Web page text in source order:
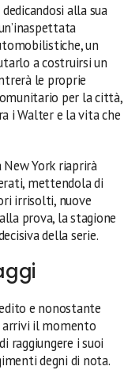
alla sua
un
a costruirsi un
le proprie
per la città,
i Walter e la vita che
New York riaprirà
mettendola di
irrisolti, nuove
prova, la stagione
della serie.
e nonostante
arrivi il momento
di raggiungere i suoi
degni di nota.